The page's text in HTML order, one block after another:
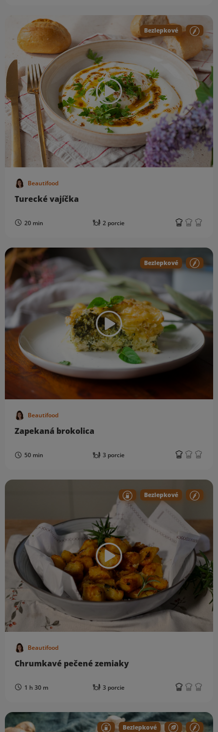
Bezlepkové
Beautifood
Turecké vajíčka
20 min 2 porcie
Bezlepkové
Beautifood
Zapekaná brokolica
50 min 3 porcie
Bezlepkové
Beautifood
Chrumkavé pečené zemiaky
1 h 30 m 3 porcie
Bezlepkové